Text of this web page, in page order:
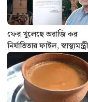
ফের খুলেছে অরাজি কর
নির্যাতিতার ফাইল,
সাথে বৈঠক সেরে ঘোষণা
শুভেন্দু অধিকারীর